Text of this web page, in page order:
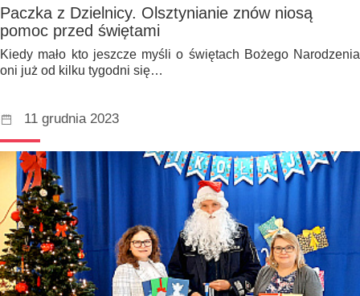
Paczka z Dzielnicy. Olsztynianie znów niosą
pomoc przed świętami
Kiedy mało kto jeszcze myśli o świętach Bożego Narodzenia
oni już od kilku tygodni się…
11 grudnia 2023